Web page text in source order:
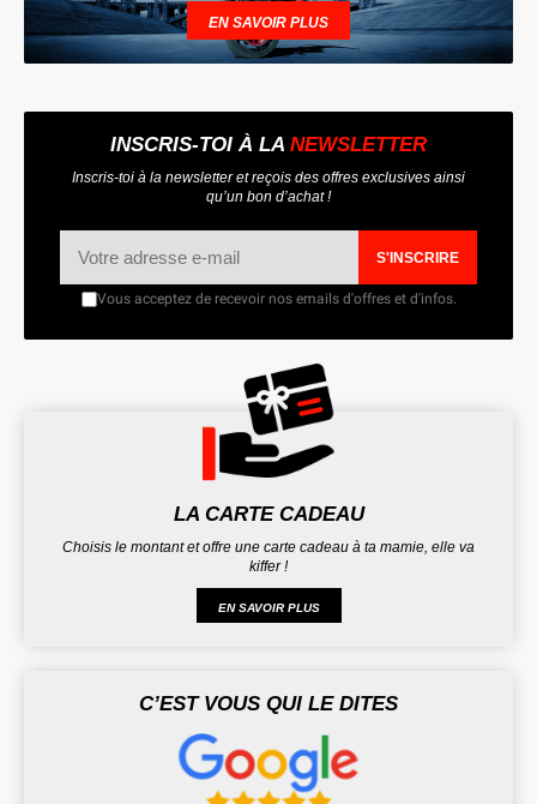
EN SAVOIR PLUS
INSCRIS-TOI À LA NEWSLETTER
Inscris-toi à la newsletter et reçois des offres exclusives ainsi
qu’un bon d’achat !
S'INSCRIRE
Vous acceptez de recevoir nos emails d'offres et d'infos.
LA CARTE CADEAU
Choisis le montant et offre une carte cadeau à ta mamie, elle va
kiffer !
EN SAVOIR PLUS
C’EST VOUS QUI LE DITES